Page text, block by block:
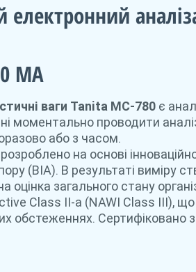
електронний
MA
ваги Tanita MC-780 є
моментально проводити
або з часом.
розроблено на основі
(BIA). В результаті виміру
оцінка загального стану
Class II-a (NAWI Class III),
обстеженнях. Сертифіковано